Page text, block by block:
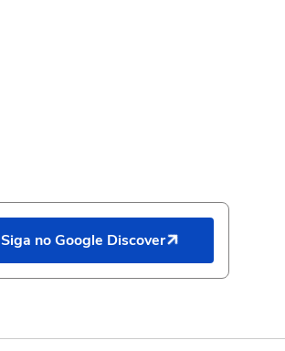
Siga no Google Discover